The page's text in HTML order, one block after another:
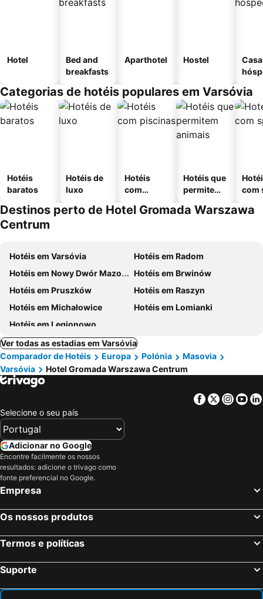
Hotel
Bed and
breakfasts
Aparthotel Hostel
Categorias de hotéis populares em Varsóvia
Hotéis
baratos
Hotéis de
luxo
Hotéis
com
Hotéis que
permitem
com
Destinos perto de Hotel Gromada Warszawa
Centrum
Hotéis em Varsóvia
Hotéis em Radom
Hotéis em Nowy Dwór Mazowiecki
Hotéis em Brwinów
Hotéis em Pruszków
Hotéis em Raszyn
Hotéis em Michałowice
Hotéis em Lomianki
Hotéis em Legionowo
Ver todas as estadias em Varsóvia
Comparador de Hotéis
Europa Polónia
Masovia
Varsóvia
Hotel Gromada Warszawa Centrum
Facebook
Twitter
Selecione o seu país
Adicionar no Google
Encontre facilmente os nossos
resultados: adicione o trivago como
fonte preferencial no Google.
Empresa
Os nossos produtos
Termos e políticas
Suporte